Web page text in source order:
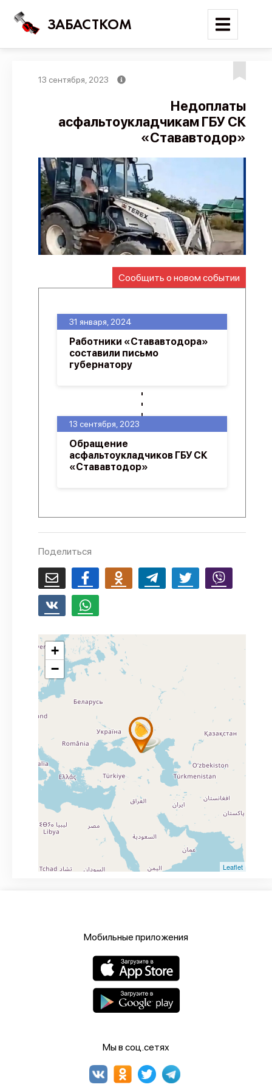
ЗАБАСТКОМ
Поиск
Новости
Карта событий
Трудовые конфликты
Отчеты
Предложить публикацию
Справочник
API
О проекте
13 сентября, 2023
Недоплаты
асфальтоукладчикам ГБУ СК
«Стававтодор»
Сообщить о новом событии
13 сентября, 2023
Обращение
асфальтоукладчиков ГБУ СК
«Стававтодор»
31 января, 2024
Работники «Стававтодора»
составили письмо
губернатору
Поделиться
+
−
Leaflet
Мобильные приложения
Мы в соц.сетях